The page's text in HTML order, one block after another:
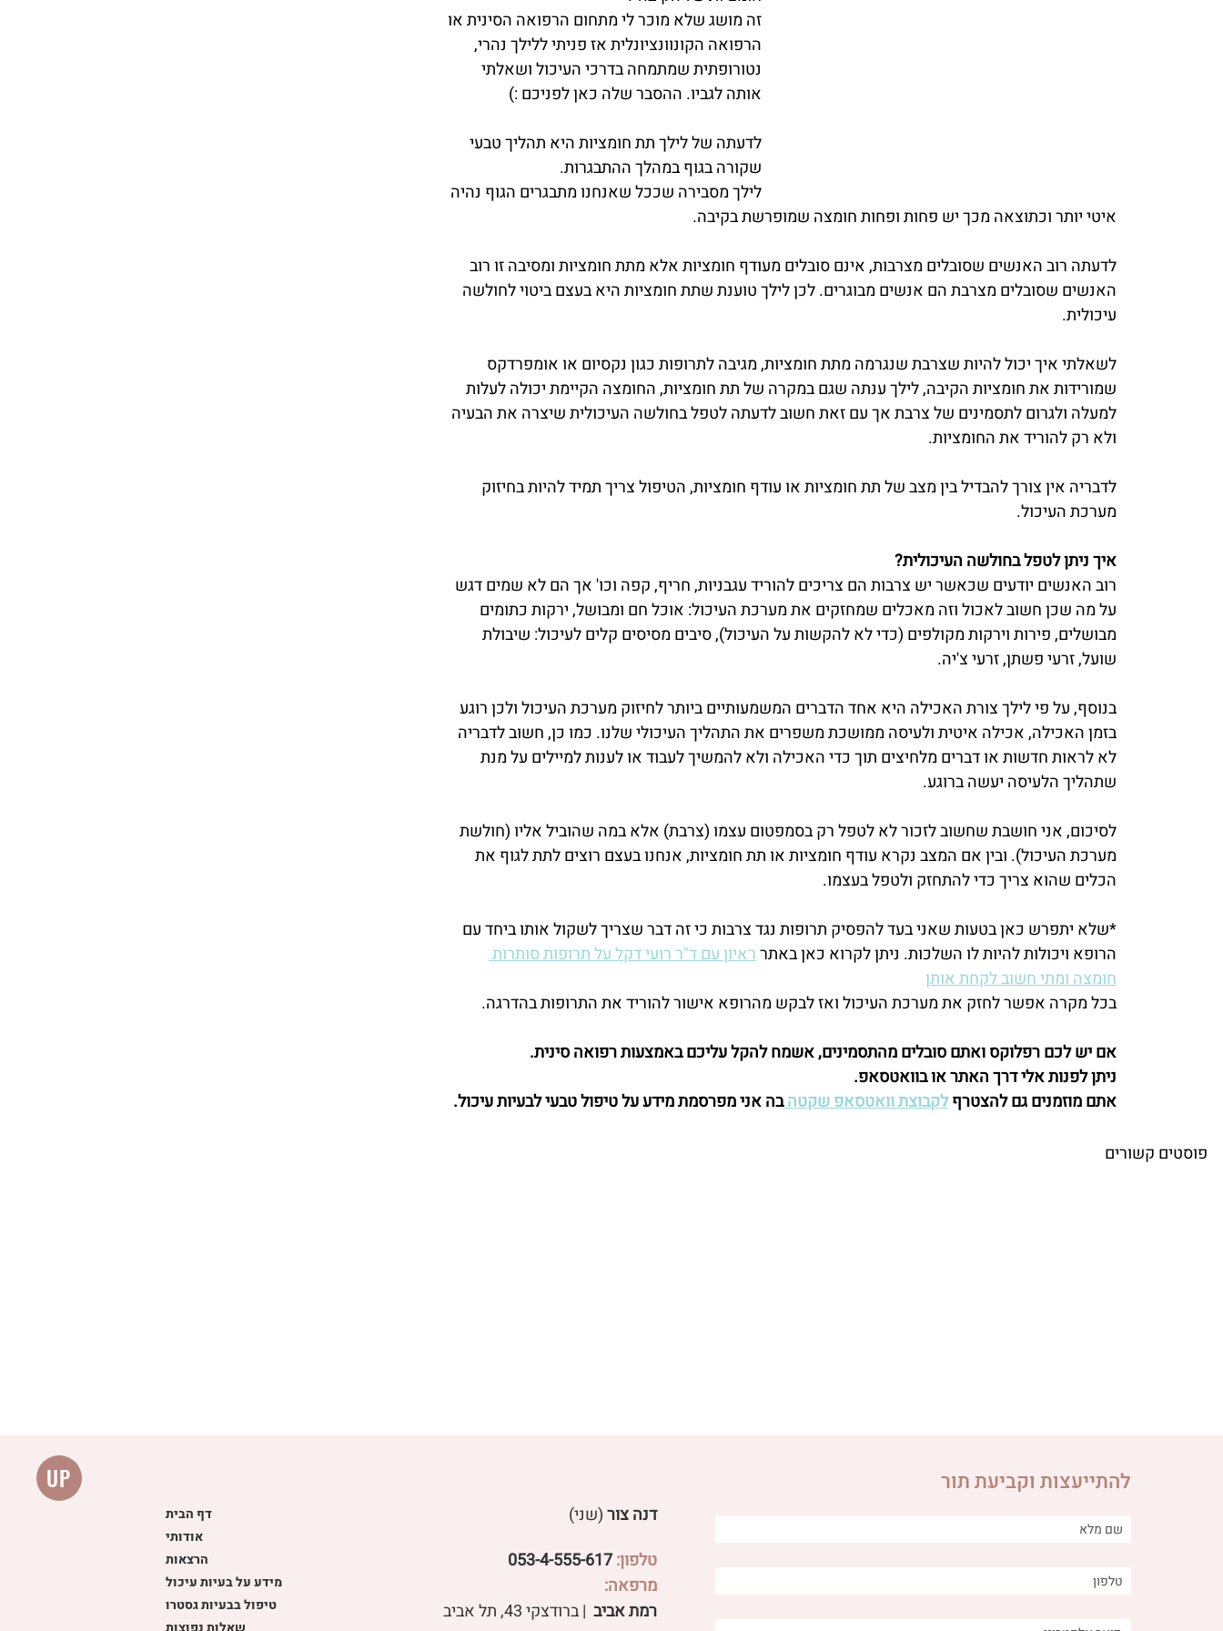
זה מושג שלא מוכר לי מתחום הרפואה הסינית או
הרפואה הקונוונציונלית אז פניתי ללילך נהרי,
נטורופתית שמתמחה בדרכי העיכול ושאלתי
אותה לגביו. ההסבר שלה כאן לפניכם :)
לדעתה של לילך תת חומציות היא תהליך טבעי
שקורה בגוף במהלך ההתבגרות.
לילך מסבירה שככל שאנחנו מתבגרים הגוף נהיה
איטי יותר וכתוצאה מכך יש פחות ופחות חומצה שמופרשת בקיבה.
לדעתה רוב האנשים שסובלים מצרבות, אינם סובלים מעודף חומציות אלא מתת חומציות ומסיבה זו רוב
האנשים שסובלים מצרבת הם אנשים מבוגרים. לכן לילך טוענת שתת חומציות היא בעצם ביטוי לחולשה
עיכולית.
לשאלתי איך יכול להיות שצרבת שנגרמה מתת חומציות, מגיבה לתרופות כגון נקסיום או אומפרדקס
שמורידות את חומציות הקיבה, לילך ענתה שגם במקרה של תת חומציות, החומצה הקיימת יכולה לעלות
למעלה ולגרום לתסמינים של צרבת אך עם זאת חשוב לדעתה לטפל בחולשה העיכולית שיצרה את הבעיה
ולא רק להוריד את החומציות.
לדבריה אין צורך להבדיל בין מצב של תת חומציות או עודף חומציות, הטיפול צריך תמיד להיות בחיזוק
מערכת העיכול.
איך ניתן לטפל בחולשה העיכולית?
רוב האנשים יודעים שכאשר יש צרבות הם צריכים להוריד עגבניות, חריף, קפה וכו' אך הם לא שמים דגש
על מה שכן חשוב לאכול וזה מאכלים שמחזקים את מערכת העיכול: אוכל חם ומבושל, ירקות כתומים
מבושלים, פירות וירקות מקולפים (כדי לא להקשות על העיכול), סיבים מסיסים קלים לעיכול: שיבולת
שועל, זרעי פשתן, זרעי צ'יה.
בנוסף, על פי לילך צורת האכילה היא אחד הדברים המשמעותיים ביותר לחיזוק מערכת העיכול ולכן רוגע
בזמן האכילה, אכילה איטית ולעיסה ממושכת משפרים את התהליך העיכולי שלנו. כמו כן, חשוב לדבריה
לא לראות חדשות או דברים מלחיצים תוך כדי האכילה ולא להמשיך לעבוד או לענות למיילים על מנת
שתהליך הלעיסה יעשה ברוגע.
לסיכום, אני חושבת שחשוב לזכור לא לטפל רק בסמפטום עצמו (צרבת) אלא במה שהוביל אליו (חולשת
מערכת העיכול). ובין אם המצב נקרא עודף חומציות או תת חומציות, אנחנו בעצם רוצים לתת לגוף את
הכלים שהוא צריך כדי להתחזק ולטפל בעצמו.
*שלא יתפרש כאן בטעות שאני בעד להפסיק תרופות נגד צרבות כי זה דבר שצריך לשקול אותו ביחד עם
הרופא ויכולות להיות לו השלכות. ניתן לקרוא כאן באתר ראיון עם ד"ר רועי דקל על תרופות סותרות
חומצה ומתי חשוב לקחת אותן
בכל מקרה אפשר לחזק את מערכת העיכול ואז לבקש מהרופא אישור להוריד את התרופות בהדרגה.
אם יש לכם רפלוקס ואתם סובלים מהתסמינים, אשמח להקל עליכם באמצעות רפואה סינית.
ניתן לפנות אלי דרך האתר או בוואטסאפ.
אתם מוזמנים גם להצטרף לקבוצת וואטסאפ שקטה בה אני מפרסמת מידע על טיפול טבעי לבעיות עיכול.
פוסטים קשורים
הקשר בין מתוק - טבעי ולא
UP
דף הבית
אודותי
הרצאות
מידע על בעיות עיכול
טיפול בבעיות גסטרו
דנה צור(שני)
טלפון:053-4-555-617
מרפאה:
רמת אביב | ברודצקי 43, תל אביב​
להתייעצות וקביעת תור